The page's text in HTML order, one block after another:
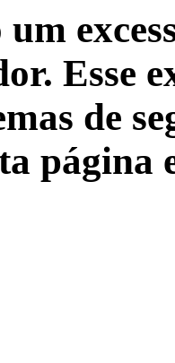
Esse
de
página